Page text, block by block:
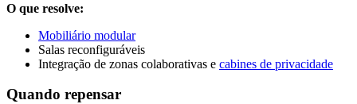
O que resolve:
Mobiliário modular
Salas reconfiguráveis
Integração de zonas colaborativas e cabines de privacidade
Quando repensar